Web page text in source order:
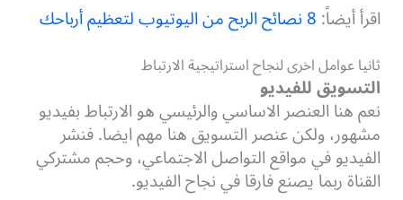
اقرأ أيضاً:8 نصائح الربح من اليوتيوب لتعظيم أرباحك
ثانيا عوامل اخرى لنجاح استراتيجية الارتباط
التسويق للفيديو
نعم هنا العنصر الاساسي والرئيسي هو الارتباط بفيديو
مشهور، ولكن عنصر التسويق هنا مهم ايضا. فنشر
الفيديو في مواقع التواصل الاجتماعي، وحجم مشتركي
القناة ربما يصنع فارقا في نجاح الفيديو.